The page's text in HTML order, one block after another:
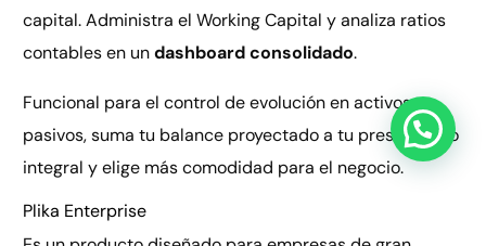
capital. Administra el Working Capital y analiza ratios
contables en undashboard consolidado.
Funcional para el control de evolución en activos y
pasivos, suma tu balance proyectado a tu presupuesto
integral y elige más comodidad para el negocio.
Plika Enterprise
Ver Demo